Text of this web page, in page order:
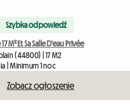
Szybka odpowiedź
M² Et Sa Salle D'eau Privée
(44800) | 17 M2
| Minimum 1 noc
Zobacz ogłoszenie